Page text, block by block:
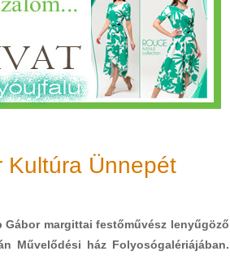
Kultúra Ünnepét
Gábor margittai festőművész lenyűgöző
Művelődési ház Folyosógalériájában.